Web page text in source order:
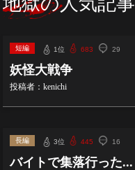
短編 1位 683 29
妖怪大戦争
投稿者：kenichi
長編 3位 445 16
バイトで集落行った...